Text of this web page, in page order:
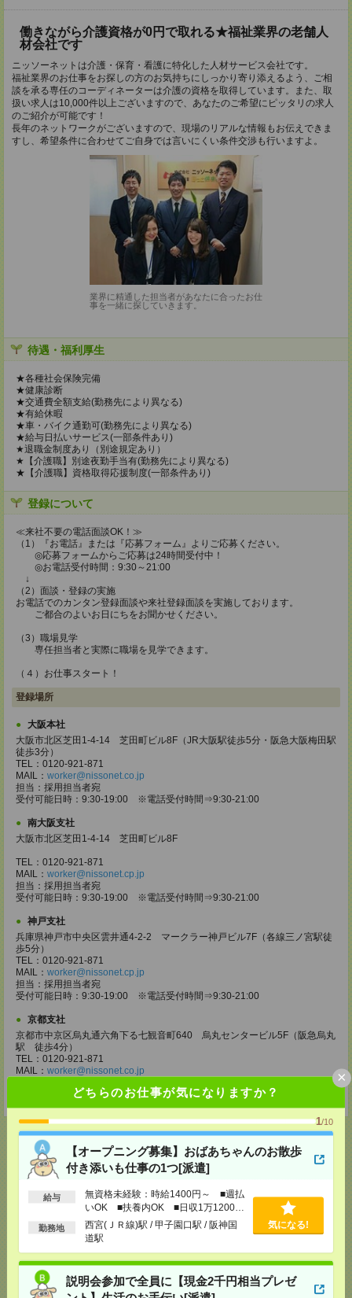
どちらのお仕事が気になりますか？
1/10
【オープニング募集】おばあちゃんのお散歩
付き添いも仕事の1つ[派遣]
給与
無資格未経験：時給1400円～ ■週払
いOK ■扶養内OK ■日収1万1200円
以上
勤務地
西宮(ＪＲ線)駅 / 甲子園口駅 / 阪神国
道駅
気になる!
説明会参加で全員に【現金2千円相当プレゼ
×
働きながら介護資格が0円で取れる★福祉業界の老舗人
材会社です
ニッソーネットは介護・保育・看護に特化した人材サービス会社です。
福祉業界のお仕事をお探しの方のお気持ちにしっかり寄り添えるよう、ご相
談を承る専任のコーディネーターは介護の資格を取得しています。また、取
扱い求人は10,000件以上ございますので、あなたのご希望にピッタリの求人
のご紹介が可能です！
長年のネットワークがございますので、現場のリアルな情報もお伝えできま
すし、希望条件に合わせてご自身では言いにくい条件交渉も行いますよ。
業界に精通した担当者があなたに合ったお仕
事を一緒に探していきます。
待遇・福利厚生
★各種社会保険完備
★健康診断
★交通費全額支給(勤務先により異なる)
★有給休暇
★車・バイク通勤可(勤務先により異なる)
★給与日払いサービス(一部条件あり)
★退職金制度あり（別途規定あり）
★【介護職】別途夜勤手当有(勤務先により異なる)
★【介護職】資格取得応援制度(一部条件あり)
登録について
≪来社不要の電話面談OK！≫
（1）『お電話』または『応募フォーム』よりご応募ください。
◎応募フォームからご応募は24時間受付中！
◎お電話受付時間：9:30～21:00
↓
（2）面談・登録の実施
お電話でのカンタン登録面談や来社登録面談を実施しております。
ご都合のよいお日にちをお聞かせください。
（3）職場見学
専任担当者と実際に職場を見学できます。
（４）お仕事スタート！
登録場所
大阪本社
大阪市北区芝田1-4-14 芝田町ビル8F（JR大阪駅徒歩5分・阪急大阪梅田駅
徒歩3分）
TEL：0120-921-871
MAIL： worker@nissonet.co.jp
担当：採用担当者宛
受付可能日時：9:30-19:00 ※電話受付時間⇒9:30-21:00
南大阪支社
大阪市北区芝田1-4-14 芝田町ビル8F
TEL：0120-921-871
MAIL： worker@nissonet.cp.jp
担当：採用担当者宛
受付可能日時：9:30-19:00 ※電話受付時間⇒9:30-21:00
神戸支社
兵庫県神戸市中央区雲井通4-2-2 マークラー神戸ビル7F（各線三ノ宮駅徒
歩5分）
TEL：0120-921-871
MAIL： worker@nissonet.cp.jp
担当：採用担当者宛
受付可能日時：9:30-19:00 ※電話受付時間⇒9:30-21:00
京都支社
京都市中京区烏丸通六角下る七観音町640 烏丸センタービル5F（阪急烏丸
駅 徒歩4分）
TEL：0120-921-871
MAIL： worker@nissonet.co.jp
受付可能日時：9:30-19:00 ※電話受付時間⇒9:30-21:00
応募ページへ
メールで送る LINEで送る